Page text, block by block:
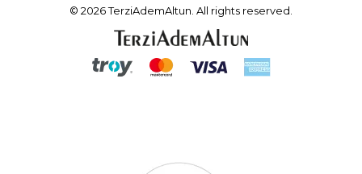
© 2026 TerziAdemAltun. All rights reserved.